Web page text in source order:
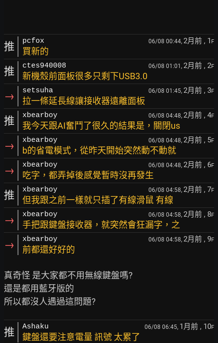
推 pcfox 06/08 00:44, 2月前 , 1 F
買新的
推 ctes940008 06/08 01:01, 2月前 , 2F
新機殼前面板很多只剩下USB3.0
→ setsuha 06/08 01:45, 2月前 , 3F
拉一條延長線讓接收器遠離面板
推 xbearboy 06/08 04:48, 2月前 , 4F
我今天跟AI奮鬥了很久的結果是，關閉us
→ xbearboy 06/08 04:48, 2月前 , 5F
b的省電模式，從昨天開始突然動不動就
→ xbearboy 06/08 04:48, 2月前 , 6F
吃字，都弄掉後感覺暫時沒再發生
推 xbearboy 06/08 04:58, 2月前 , 7F
但我跟之前一樣就只插了有線滑鼠 有線
→ xbearboy 06/08 04:58, 2月前 , 8F
手把跟鍵盤接收器，就突然會狂漏字，之
→ xbearboy 06/08 04:58, 2月前 , 9F
前都還好好的
真奇怪 是大家都不用無線鍵盤嗎?
還是都用藍牙版的
推 Ashaku 06/08 06:45, 1月前 , 10F
鍵盤還要注意電量 訊號 太累了